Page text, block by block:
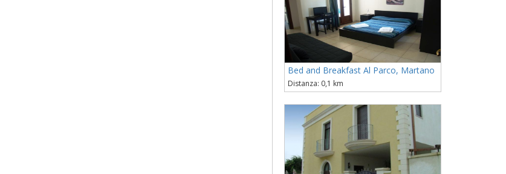
Bed and Breakfast Al Parco, Martano
Distanza: 0,1 km